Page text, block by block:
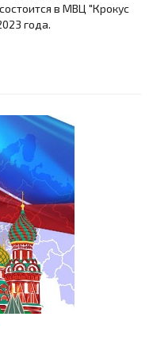
в МВЦ "Крокус
года.